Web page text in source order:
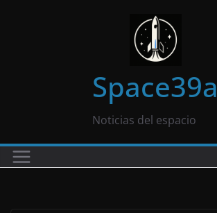
Space39a
Noticias del espacio